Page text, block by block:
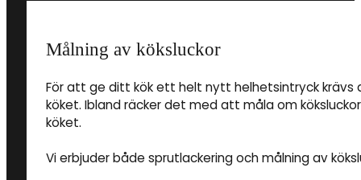
Målning av köksluckor
För att ge ditt kök ett helt nytt helhetsintryck
köket. Ibland räcker det med att måla om
köket.
Vi erbjuder både sprutlackering och målning av